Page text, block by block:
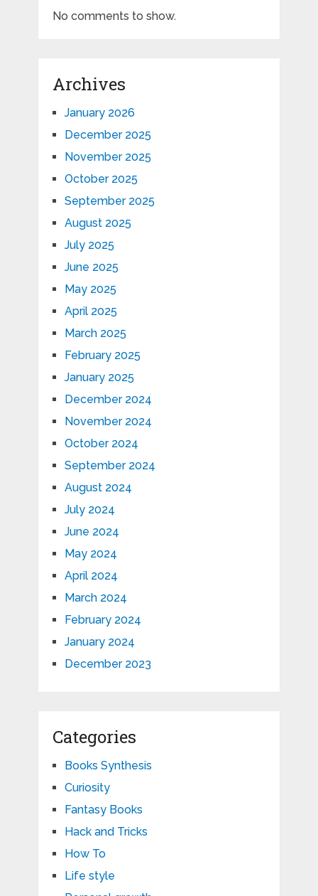
No comments to show.
Archives
January 2026
December 2025
November 2025
October 2025
September 2025
August 2025
July 2025
June 2025
May 2025
April 2025
March 2025
February 2025
January 2025
December 2024
November 2024
October 2024
September 2024
August 2024
July 2024
June 2024
May 2024
April 2024
March 2024
February 2024
January 2024
December 2023
Categories
Books Synthesis
Curiosity
Fantasy Books
Hack and Tricks
How To
Life style